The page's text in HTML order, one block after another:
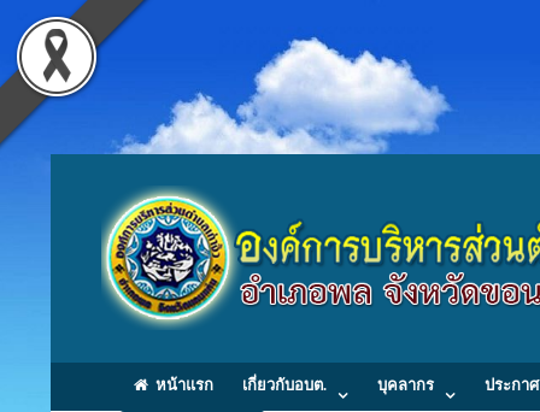
หน้าแรก เกี่ยวกับอบต. บุคลากร ประกาศ